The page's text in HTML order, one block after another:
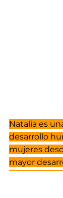
Natalia es
desarrollo
mujeres
mayor